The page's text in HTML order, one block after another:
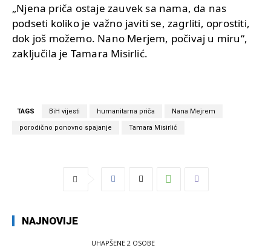
„Njena priča ostaje zauvek sa nama, da nas
podseti koliko je važno javiti se, zagrliti, oprostiti,
dok još možemo. Nano Merjem, počivaj u miru“,
zaključila je Tamara Misirlić.
TAGS BiH vijesti humanitarna priča Nana Mejrem
porodično ponovno spajanje Tamara Misirlić
NAJNOVIJE
UHAPŠENE 2 OSOBE